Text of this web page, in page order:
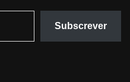
Subscrever